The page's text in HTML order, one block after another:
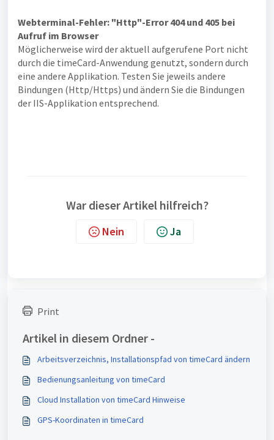
Webterminal-Fehler: "Http"-Error 404 und 405 bei
Aufruf im Browser
Möglicherweise wird der aktuell aufgerufene Port nicht
durch die timeCard-Anwendung genutzt, sondern durch
eine andere Applikation. Testen Sie jeweils andere
Bindungen (Http/Https) und ändern Sie die Bindungen
der IIS-Applikation entsprechend.
War dieser Artikel hilfreich?
Nein Ja
Print
Artikel in diesem Ordner -
Arbeitsverzeichnis, Installationspfad von timeCard ändern
Bedienungsanleitung von timeCard
Cloud Installation von timeCard Hinweise
GPS-Koordinaten in timeCard